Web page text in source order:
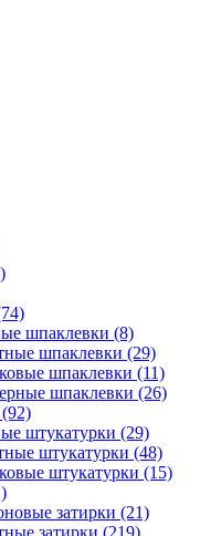
шпаклевки (8)
шпаклевки (29)
шпаклевки (11)
шпаклевки (26)
штукатурки (29)
штукатурки (48)
штукатурки (15)
затирки (21)
затирки (219)